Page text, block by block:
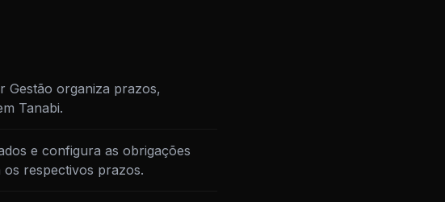
Gestão organiza prazos,
Tanabi.
e configura as obrigações
os respectivos prazos.